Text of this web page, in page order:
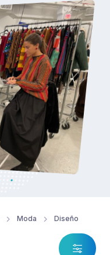
Moda Diseño